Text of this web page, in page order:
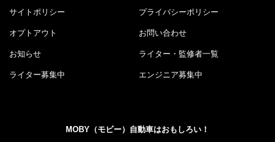
サイトポリシー プライバシーポリシー
オプトアウト お問い合わせ
お知らせ ライター・監修者一覧
ライター募集中 エンジニア募集中
MOBY（モビー）自動車はおもしろい！